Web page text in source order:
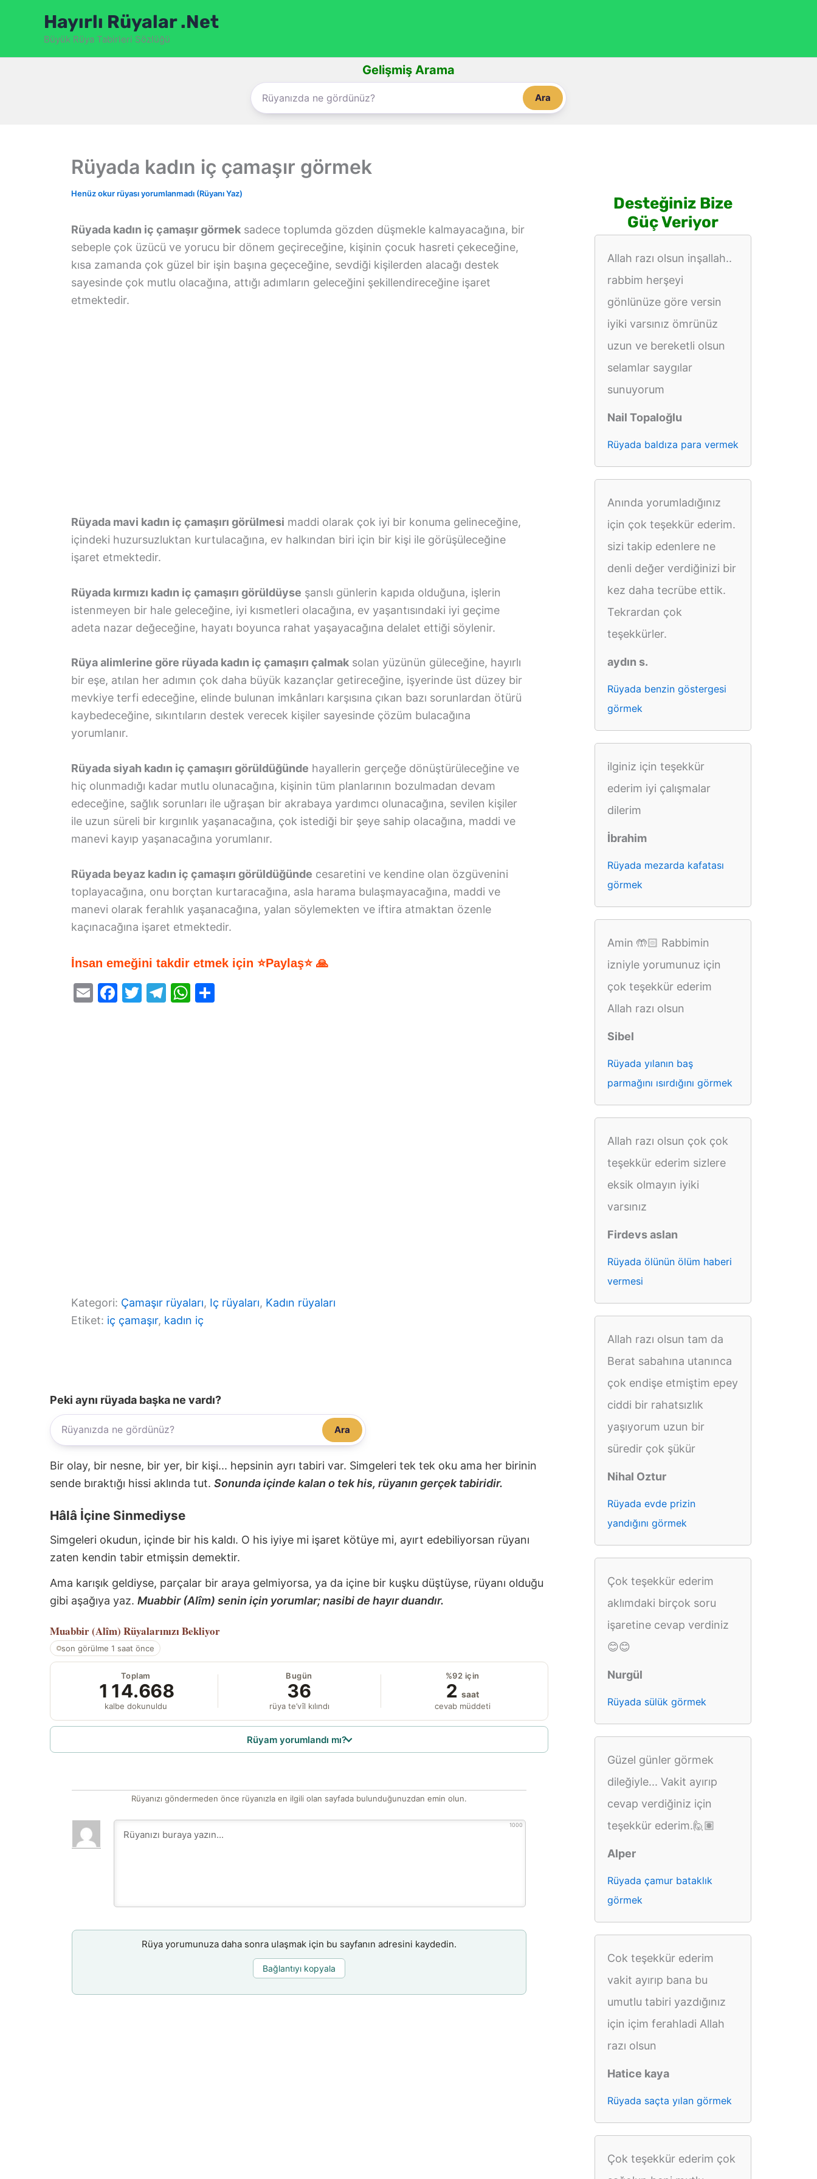
Hayırlı Rüyalar .Net
Büyük Rüya Tabirleri Sözlüğü
Gelişmiş Arama
Ara
Rüyada kadın iç çamaşır görmek
Henüz okur rüyası yorumlanmadı (Rüyanı Yaz)
Rüyada kadın iç çamaşır görmek sadece toplumda gözden düşmekle kalmayacağına, bir
sebeple çok üzücü ve yorucu bir dönem geçireceğine, kişinin çocuk hasreti çekeceğine,
kısa zamanda çok güzel bir işin başına geçeceğine, sevdiği kişilerden alacağı destek
sayesinde çok mutlu olacağına, attığı adımların geleceğini şekillendireceğine işaret
etmektedir.
Rüyada mavi kadın iç çamaşırı görülmesi maddi olarak çok iyi bir konuma gelineceğine,
içindeki huzursuzluktan kurtulacağına, ev halkından biri için bir kişi ile görüşüleceğine
işaret etmektedir.
Rüyada kırmızı kadın iç çamaşırı görüldüyse şanslı günlerin kapıda olduğuna, işlerin
istenmeyen bir hale geleceğine, iyi kısmetleri olacağına, ev yaşantısındaki iyi geçime
adeta nazar değeceğine, hayatı boyunca rahat yaşayacağına delalet ettiği söylenir.
Rüya alimlerine göre rüyada kadın iç çamaşırı çalmak solan yüzünün güleceğine, hayırlı
bir eşe, atılan her adımın çok daha büyük kazançlar getireceğine, işyerinde üst düzey bir
mevkiye terfi edeceğine, elinde bulunan imkânları karşısına çıkan bazı sorunlardan ötürü
kaybedeceğine, sıkıntıların destek verecek kişiler sayesinde çözüm bulacağına
yorumlanır.
Rüyada siyah kadın iç çamaşırı görüldüğünde hayallerin gerçeğe dönüştürüleceğine ve
hiç olunmadığı kadar mutlu olunacağına, kişinin tüm planlarının bozulmadan devam
edeceğine, sağlık sorunları ile uğraşan bir akrabaya yardımcı olunacağına, sevilen kişiler
ile uzun süreli bir kırgınlık yaşanacağına, çok istediği bir şeye sahip olacağına, maddi ve
manevi kayıp yaşanacağına yorumlanır.
Rüyada beyaz kadın iç çamaşırı görüldüğünde cesaretini ve kendine olan özgüvenini
toplayacağına, onu borçtan kurtaracağına, asla harama bulaşmayacağına, maddi ve
manevi olarak ferahlık yaşanacağına, yalan söylemekten ve iftira atmaktan özenle
kaçınacağına işaret etmektedir.
İnsan emeğini takdir etmek için ⭐Paylaş⭐ 🙏
E
F
T
T
W
Kategori: Çamaşır rüyaları, Iç rüyaları, Kadın rüyaları
Etiket: iç çamaşır, kadın iç
Peki aynı rüyada başka ne vardı?
Ara
Bir olay, bir nesne, bir yer, bir kişi... hepsinin ayrı tabiri var. Simgeleri tek tek oku ama her birinin
sende bıraktığı hissi aklında tut. Sonunda içinde kalan o tek his, rüyanın gerçek tabiridir.
Hâlâ İçine Sinmediyse
Simgeleri okudun, içinde bir his kaldı. O his iyiye mi işaret kötüye mi, ayırt edebiliyorsan rüyanı
zaten kendin tabir etmişsin demektir.
Ama karışık geldiyse, parçalar bir araya gelmiyorsa, ya da içine bir kuşku düştüyse, rüyanı olduğu
gibi aşağıya yaz. Muabbir (Alîm) senin için yorumlar; nasibi de hayır duandır.
Muabbir (Alîm) Rüyalarınızı Bekliyor
son görülme 1 saat önce
Toplam
114.668
kalbe dokunuldu
Bugün
36
rüya te’vîl kılındı
%92 için
2 saat
cevab müddeti
Rüyam yorumlandı mı?
Rüyanızı göndermeden önce rüyanızla en ilgili olan sayfada bulunduğunuzdan emin olun.
1000
Rüya yorumunuza daha sonra ulaşmak için bu sayfanın adresini kaydedin.
Bağlantıyı kopyala
Desteğiniz Bize
Güç Veriyor
Allah razı olsun inşallah..
rabbim herşeyi
gönlünüze göre versin
iyiki varsınız ömrünüz
uzun ve bereketli olsun
selamlar saygılar
sunuyorum
Nail Topaloğlu
Rüyada baldıza para vermek
Anında yorumladığınız
için çok teşekkür ederim.
sizi takip edenlere ne
denli değer verdiğinizi bir
kez daha tecrübe ettik.
Tekrardan çok
teşekkürler.
aydın s.
Rüyada benzin göstergesi
görmek
ilginiz için teşekkür
ederim iyi çalışmalar
dilerim
İbrahim
Rüyada mezarda kafatası
görmek
Amin 🤲🏻 Rabbimin
izniyle yorumunuz için
çok teşekkür ederim
Allah razı olsun
Sibel
Rüyada yılanın baş
parmağını ısırdığını görmek
Allah razı olsun çok çok
teşekkür ederim sizlere
eksik olmayın iyiki
varsınız
Firdevs aslan
Rüyada ölünün ölüm haberi
vermesi
Allah razı olsun tam da
Berat sabahına utanınca
çok endişe etmiştim epey
ciddi bir rahatsızlık
yaşıyorum uzun bir
süredir çok şükür
Nihal Oztur
Rüyada evde prizin
yandığını görmek
Çok teşekkür ederim
aklımdaki birçok soru
işaretine cevap verdiniz
😊😊
Nurgül
Rüyada sülük görmek
Güzel günler görmek
dileğiyle... Vakit ayırıp
cevap verdiğiniz için
teşekkür ederim.🙋🏽
Alper
Rüyada çamur bataklık
görmek
Cok teşekkür ederim
vakit ayırıp bana bu
umutlu tabiri yazdığınız
için içim ferahladi Allah
razı olsun
Hatice kaya
Rüyada saçta yılan görmek
Çok teşekkür ederim çok